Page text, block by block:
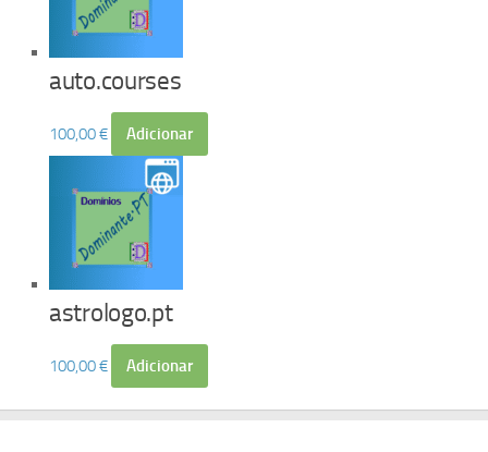
auto.courses
100,00€ Adicionar
astrologo.pt
100,00€ Adicionar